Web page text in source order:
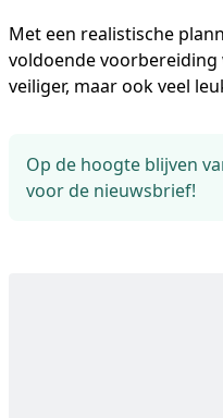
Met een realistische
voldoende
veiliger, maar ook veel
Op de hoogte blijven
voor de nieuwsbrief!